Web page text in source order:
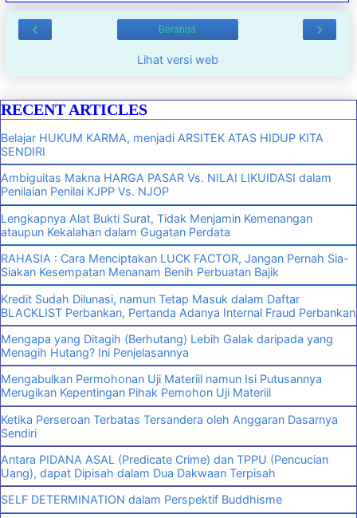
‹ ›
Beranda
Lihat versi web
RECENT ARTICLES
Belajar HUKUM KARMA, menjadi ARSITEK ATAS HIDUP KITA
SENDIRI
Ambiguitas Makna HARGA PASAR Vs. NILAI LIKUIDASI dalam
Penilaian Penilai KJPP Vs. NJOP
Lengkapnya Alat Bukti Surat, Tidak Menjamin Kemenangan
ataupun Kekalahan dalam Gugatan Perdata
RAHASIA : Cara Menciptakan LUCK FACTOR, Jangan Pernah Sia-
Siakan Kesempatan Menanam Benih Perbuatan Bajik
Kredit Sudah Dilunasi, namun Tetap Masuk dalam Daftar
BLACKLIST Perbankan, Pertanda Adanya Internal Fraud Perbankan
Mengapa yang Ditagih (Berhutang) Lebih Galak daripada yang
Menagih Hutang? Ini Penjelasannya
Mengabulkan Permohonan Uji Materiil namun Isi Putusannya
Merugikan Kepentingan Pihak Pemohon Uji Materiil
Ketika Perseroan Terbatas Tersandera oleh Anggaran Dasarnya
Sendiri
Antara PIDANA ASAL (Predicate Crime) dan TPPU (Pencucian
Uang), dapat Dipisah dalam Dua Dakwaan Terpisah
SELF DETERMINATION dalam Perspektif Buddhisme